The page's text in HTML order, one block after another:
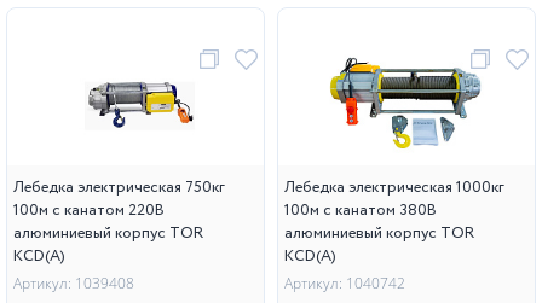
Лебедка электрическая 750кг
100м с канатом 220В
алюминиевый корпус TOR
KCD(А)
Артикул: 1039408
Лебедка электрическая 1000кг
100м с канатом 380В
алюминиевый корпус TOR
KCD(А)
Артикул: 1040742